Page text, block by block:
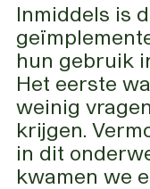
Inmiddels is
hun gebruik
Het eerste
weinig
krijgen.
in dit
kwamen we